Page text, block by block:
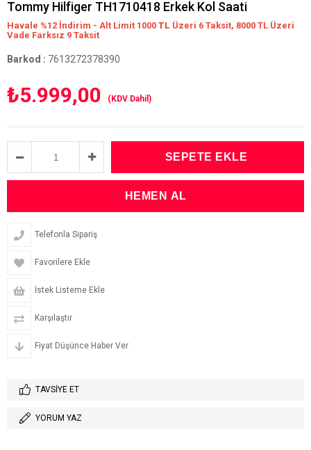
Tommy Hilfiger TH1710418 Erkek Kol Saati
Havale %12 İndirim - Alt Limit 1000 TL Üzeri 6 Taksit, 8000 TL Üzeri
Vade Farksız 9 Taksit
Barkod : 7613272378390
₺5.999,00 (KDV Dahil)
Telefonla Sipariş
Favorilere Ekle
İstek Listeme Ekle
Karşılaştır
Fiyat Düşünce Haber Ver
TAVSIYE ET
YORUM YAZ